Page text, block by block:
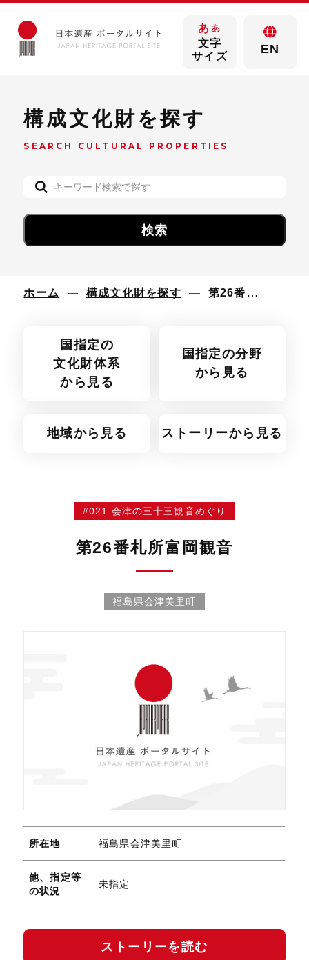
あ あ
文字
サイズ
EN
構成文化財を探す
SEARCH CULTURAL PROPERTIES
ホーム 構成文化財を探す 第26番札所富岡観音
国指定の
文化財体系
から見る
国指定の分野
から見る
地域から見る ストーリーから見る
#021 会津の三十三観音めぐり
第26番札所富岡観音
福島県会津美里町
所在地 福島県会津美里町
他、指定等
の状況
未指定
ストーリーを読む